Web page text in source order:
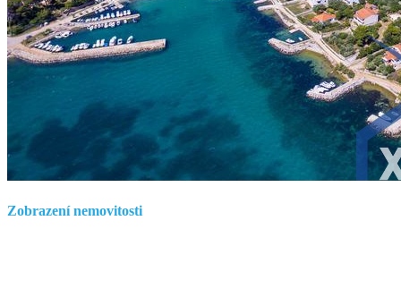
Zobrazení nemovitosti